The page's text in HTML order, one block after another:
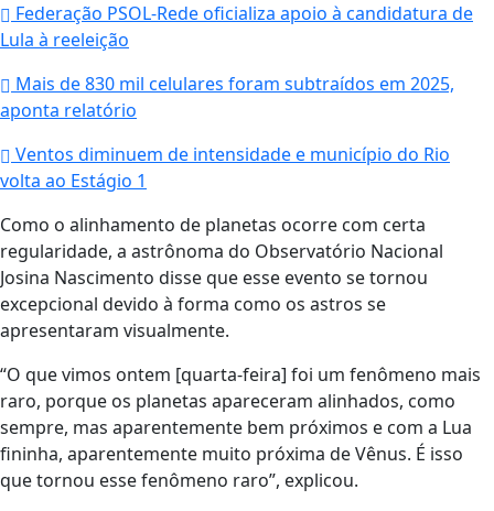
Federação PSOL-Rede oficializa apoio à candidatura de
Lula à reeleição
Mais de 830 mil celulares foram subtraídos em 2025,
aponta relatório
Ventos diminuem de intensidade e município do Rio
volta ao Estágio 1
Como o alinhamento de planetas ocorre com certa
regularidade, a astrônoma do Observatório Nacional
Josina Nascimento disse que esse evento se tornou
excepcional devido à forma como os astros se
apresentaram visualmente.
“O que vimos ontem [quarta-feira] foi um fenômeno mais
raro, porque os planetas apareceram alinhados, como
sempre, mas aparentemente bem próximos e com a Lua
fininha, aparentemente muito próxima de Vênus. É isso
que tornou esse fenômeno raro”, explicou.